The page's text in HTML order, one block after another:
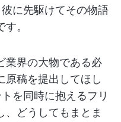
に先駆けてその物語
。
業界の大物である必
原稿を提出してほし
を同時に抱えるフリ
、どうしてもまとま